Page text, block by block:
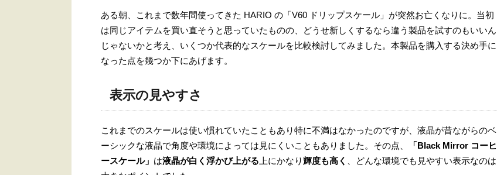
ある朝、これまで数年間使ってきた HARIO の「V60 ドリップスケール」が突然お亡くなりに。当初
は同じアイテムを買い直そうと思っていたものの、どうせ新しくするなら違う製品を試すのもいいん
じゃないかと考え、いくつか代表的なスケールを比較検討してみました。本製品を購入する決め手に
なった点を幾つか下にあげます。
表示の見やすさ
これまでのスケールは使い慣れていたこともあり特に不満はなかったのですが、液晶が昔ながらのベ
ーシックな液晶で角度や環境によっては見にくいこともありました。その点、
「Black Mirror コーヒ
ースケール」 は液晶が白く浮かび上がる 上にかなり輝度も高く
、どんな環境でも見やすい表示なのは